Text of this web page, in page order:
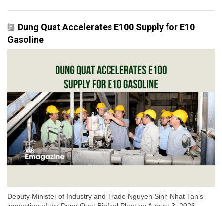
Dung Quat Accelerates E100 Supply for E10
Gasoline
Deputy Minister of Industry and Trade Nguyen Sinh Nhat Tan’s